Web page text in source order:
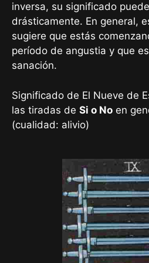
inversa, su significado
drásticamente. En general,
sugiere que estás
período de angustia y que
sanación.
Significado de El Nueve de
las tiradas de Si o No en
(cualidad: alivio)